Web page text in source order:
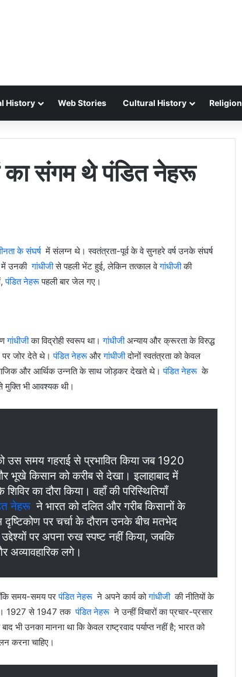
History Web Stories Cultural History Religion
का संगम थे पंडित नेहरू
के संघर्ष में संलग्न थे। स्वतंत्रता-पूर्व के वे सुनहरे वर्ष उनके संघर्ष
में उनकी गांधीजीसे पहली भेंट हुई, लेकिन तत्काल वेगांधीजीकी
पंडित नेहरूपहली बार जेल गए।
गांधीजीका विद्रोही स्वरूप था।गांधीजीअन्याय और क्रूरता के विरुद्ध
पर जोर देते थे।पंडित नेहरू औरगांधीजीदोनों स्वतंत्रता को केवल
और आर्थिक उन्नति के साथ जोड़कर देखते थे।पंडित नेहरू के
मुक्ति भी आवश्यक थी।
उस समय गहराई से प्रभावित किया जब 1920
भूखे किसान को करीब से देखा। इलाहाबाद में
का दौरा किया। वहाँ की परिस्थितियाँ
नेहरू ने भारत को दलित और गरीब किसानों के
पर चर्चा के दौरान उनके बीच मतभेद
पर अपना रुख स्पष्ट नहीं किया, जबकि
अव्यावहारिक लगे।
समय-समय परपंडित नेहरू ने अपने कार्य कोगांधीजीकी नीतियों के
1927 से 1947 तकपंडित नेहरू ने उन्हीं विचारों का प्रचार-प्रसार
भी उनका मानना था कि केवल राष्ट्रवाद पर्याप्त नहीं है; भारत को
करना चाहिए।